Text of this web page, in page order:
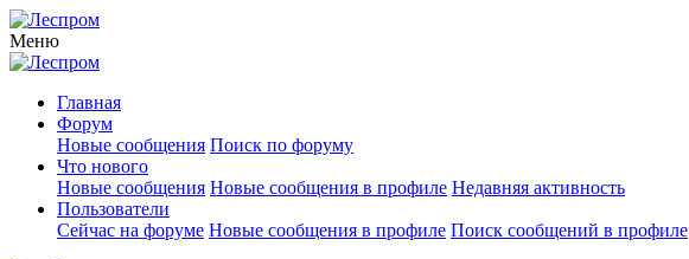
Меню
Главная
Форум
Новые сообщения Поиск по форуму
Что нового
Новые сообщения Новые сообщения в профиле Недавняя активность
Пользователи
Сейчас на форуме Новые сообщения в профиле Поиск сообщений в профиле